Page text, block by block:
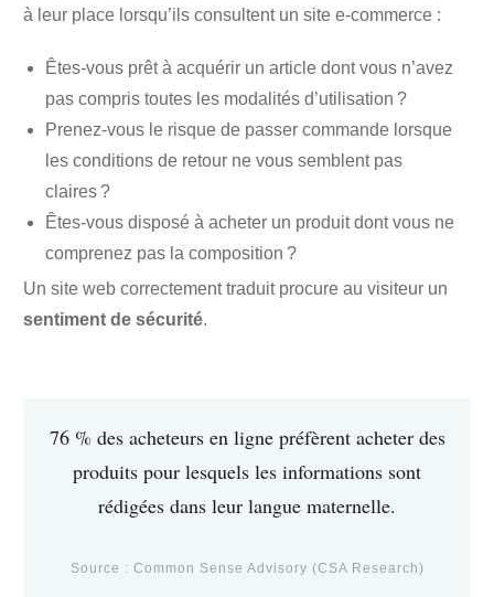
à leur place lorsqu’ils consultent un site e-commerce :
Êtes-vous prêt à acquérir un article dont vous n’avez
pas compris toutes les modalités d’utilisation ?
Prenez-vous le risque de passer commande lorsque
les conditions de retour ne vous semblent pas
claires ?
Êtes-vous disposé à acheter un produit dont vous ne
comprenez pas la composition ?
Un site web correctement traduit procure au visiteur un
sentiment de sécurité.
76 % des acheteurs en ligne préfèrent acheter des
produits pour lesquels les informations sont
rédigées dans leur langue maternelle.
Source : Common Sense Advisory (CSA Research)